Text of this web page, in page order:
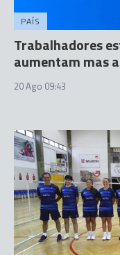
PAÍS
Trabalhadores
aumentam mas
20 Ago 09:43